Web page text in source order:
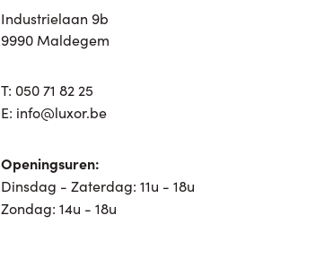
Industrielaan 9b
9990 Maldegem
T: 050 71 82 25
E: info@luxor.be
Openingsuren:
Dinsdag - Zaterdag: 11u - 18u
Zondag: 14u - 18u